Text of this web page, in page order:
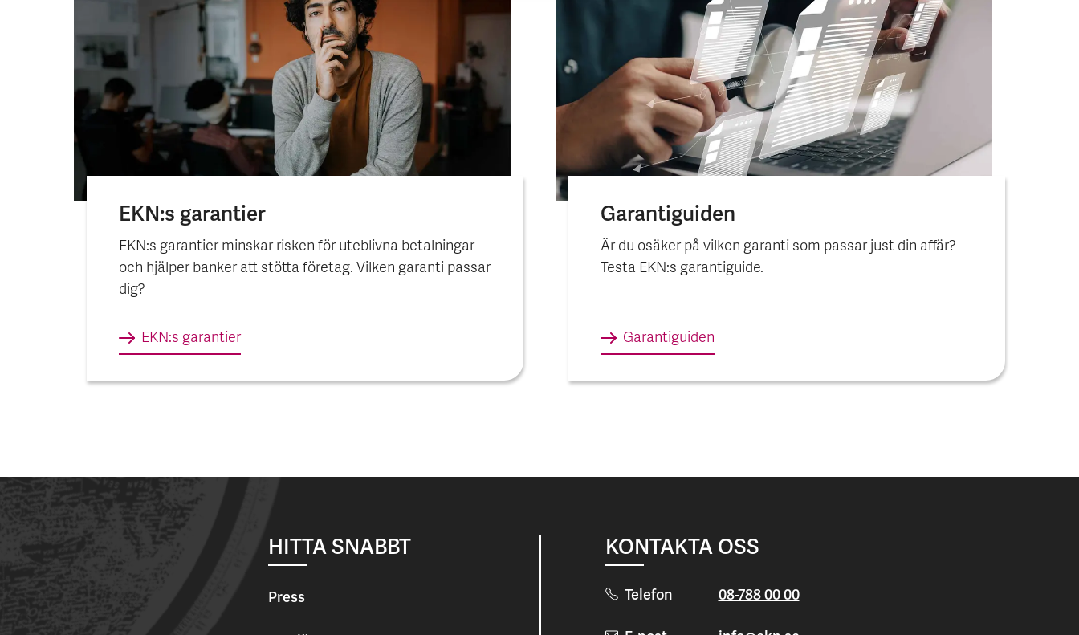
EKN:s garantier
EKN:s garantier minskar risken för uteblivna betalningar
och hjälper banker att stötta företag. Vilken garanti passar
dig?
EKN:s garantier
Garantiguiden
Är du osäker på vilken garanti som passar just din affär?
Testa EKN:s garantiguide.
Garantiguiden
HITTA SNABBT
Press
KONTAKTA OSS
Telefon 08-788 00 00